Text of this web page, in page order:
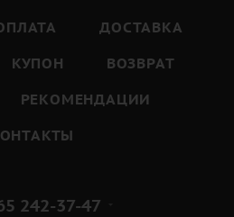
ДОСТАВКА
КУПОН
ВОЗВРАТ
РЕКОМЕНДАЦИИ
242-37-47